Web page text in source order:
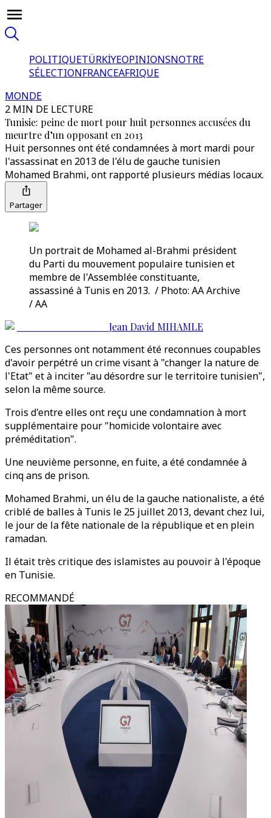
POLITIQUETÜRKİYEOPINIONSNOTRE
SÉLECTIONFRANCEAFRIQUE
MONDE
2 MIN DE LECTURE
Tunisie: peine de mort pour huit personnes accusées du
meurtre d’un opposant en 2013
Huit personnes ont été condamnées à mort mardi pour
l'assassinat en 2013 de l'élu de gauche tunisien
Mohamed Brahmi, ont rapporté plusieurs médias locaux.
Partager
Un portrait de Mohamed al-Brahmi président
du Parti du mouvement populaire tunisien et
membre de l'Assemblée constituante,
assassiné à Tunis en 2013. / Photo: AA Archive
/ AA
Jean David MIHAMLE
Ces personnes ont notamment été reconnues coupables
d'avoir perpétré un crime visant à "changer la nature de
l'Etat" et à inciter "au désordre sur le territoire tunisien",
selon la même source.
Trois d'entre elles ont reçu une condamnation à mort
supplémentaire pour "homicide volontaire avec
préméditation".
Une neuvième personne, en fuite, a été condamnée à
cinq ans de prison.
Mohamed Brahmi, un élu de la gauche nationaliste, a été
criblé de balles à Tunis le 25 juillet 2013, devant chez lui,
le jour de la fête nationale de la république et en plein
ramadan.
Il était très critique des islamistes au pouvoir à l'époque
en Tunisie.
RECOMMANDÉ